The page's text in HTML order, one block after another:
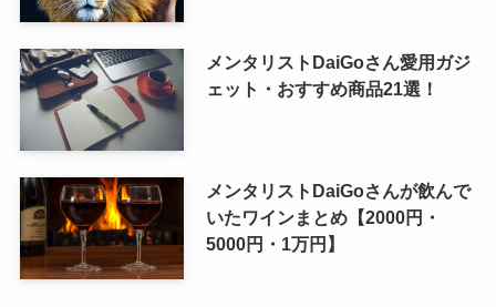
メンタリストDaiGoさん愛用ガジ
ェット・おすすめ商品21選！
メンタリストDaiGoさんが飲んで
いたワインまとめ【2000円・
5000円・1万円】